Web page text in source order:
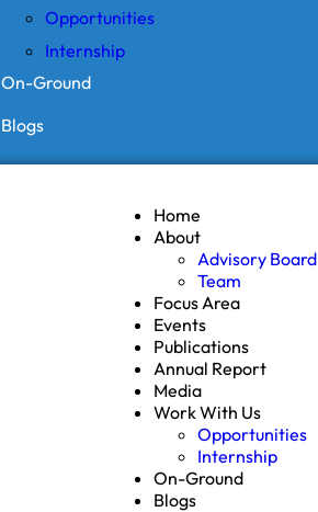
Opportunities
Internship
On-Ground
Blogs
Home
About
Advisory Board
Team
Focus Area
Events
Publications
Annual Report
Media
Work With Us
Opportunities
Internship
On-Ground
Blogs